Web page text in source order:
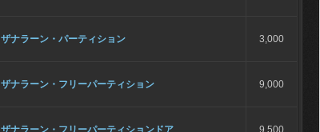
ザナラーン・パーティション 3,000
ザナラーン・フリーパーティション 9,000
ザナラーン・フリーパーティションドア 9,500